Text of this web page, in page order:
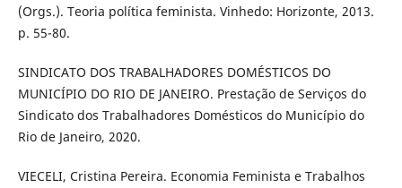
(Orgs.). Teoria política feminista. Vinhedo: Horizonte, 2013.
p. 55-80.
SINDICATO DOS TRABALHADORES DOMÉSTICOS DO
MUNICÍPIO DO RIO DE JANEIRO. Prestação de Serviços do
Sindicato dos Trabalhadores Domésticos do Município do
Rio de Janeiro, 2020.
VIECELI, Cristina Pereira. Economia Feminista e Trabalhos